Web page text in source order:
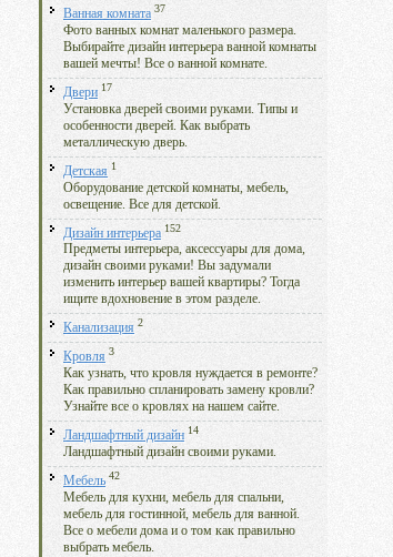
Ванная комната 37
Фото ванных комнат маленького размера.
Выбирайте дизайн интерьера ванной комнаты
вашей мечты! Все о ванной комнате.
Двери 17
Установка дверей своими руками. Типы и
особенности дверей. Как выбрать
металлическую дверь.
Детская 1
Оборудование детской комнаты, мебель,
освещение. Все для детской.
Дизайн интерьера 152
Предметы интерьера, аксессуары для дома,
дизайн своими руками! Вы задумали
изменить интерьер вашей квартиры? Тогда
ищите вдохновение в этом разделе.
Канализация 2
Кровля 3
Как узнать, что кровля нуждается в ремонте?
Как правильно спланировать замену кровли?
Узнайте все о кровлях на нашем сайте.
Ландшафтный дизайн 14
Ландшафтный дизайн своими руками.
Мебель 42
Мебель для кухни, мебель для спальни,
мебель для гостинной, мебель для ванной.
Все о мебели дома и о том как правильно
выбрать мебель.